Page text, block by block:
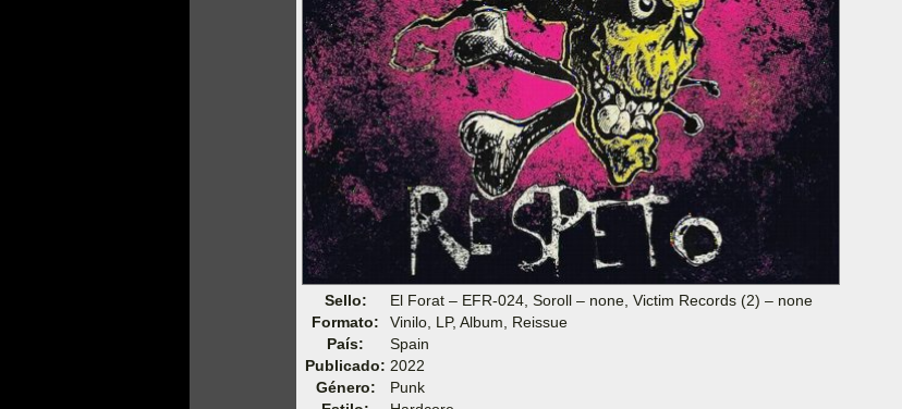
Sello:
El Forat – EFR-024, Soroll – none, Victim Records (2) – none
Formato:
Vinilo, LP, Album, Reissue
País:
Spain
Publicado: 2022
Género:
Punk